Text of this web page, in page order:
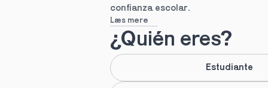
confianza escolar.
Læs mere
¿Quién eres?
Estudiante